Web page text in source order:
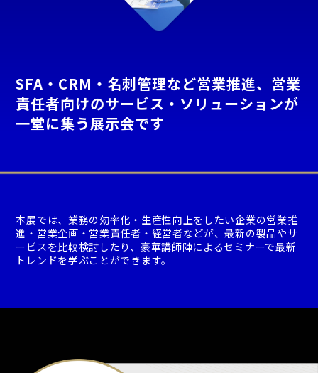
SFA・CRM・名刺管理など営業推進、営業
責任者向けのサービス・ソリューションが
一堂に集う展示会です
本展では、業務の効率化・生産性向上をしたい企業の営業推
進・営業企画・営業責任者・経営者などが、最新の製品やサ
ービスを比較検討したり、豪華講師陣によるセミナーで最新
トレンドを学ぶことができます。